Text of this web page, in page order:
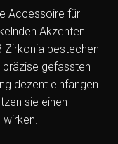
Accessoire für
Akzenten
Zirkonia bestechen
präzise gefassten
dezent einfangen.
sie einen